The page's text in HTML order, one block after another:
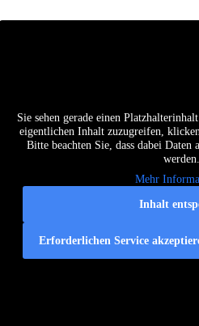
Sie sehen gerade einen
eigentlichen Inhalt zuzugreifen,
Bitte beachten Sie, dass dabei
werden.
Mehr
Inhalt
Erforderlichen Service